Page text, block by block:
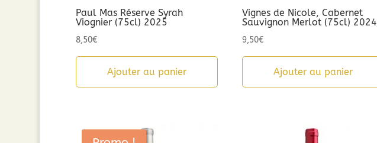
Paul Mas Réserve Syrah
Viognier (75cl) 2025
8,50€
Ajouter au panier
Vignes de Nicole, Cabernet
Sauvignon Merlot (75cl) 2024
9,50€
Ajouter au panier